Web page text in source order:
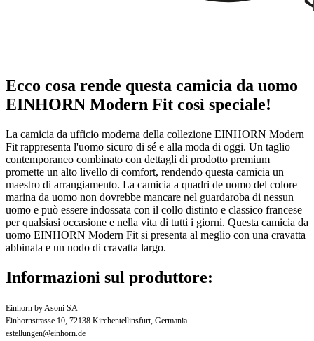
Ecco cosa rende questa camicia da uomo
EINHORN Modern Fit così speciale!
La camicia da ufficio moderna della collezione EINHORN Modern
Fit rappresenta l'uomo sicuro di sé e alla moda di oggi. Un taglio
contemporaneo combinato con dettagli di prodotto premium
promette un alto livello di comfort, rendendo questa camicia un
maestro di arrangiamento. La camicia a quadri de uomo del colore
marina da uomo non dovrebbe mancare nel guardaroba di nessun
uomo e può essere indossata con il collo distinto e classico francese
per qualsiasi occasione e nella vita di tutti i giorni. Questa camicia da
uomo EINHORN Modern Fit si presenta al meglio con una cravatta
abbinata e un nodo di cravatta largo.
Informazioni sul produttore:
Einhorn by Asoni SA
Einhornstrasse 10, 72138 Kirchentellinsfurt, Germania
estellungen@einhorn.de